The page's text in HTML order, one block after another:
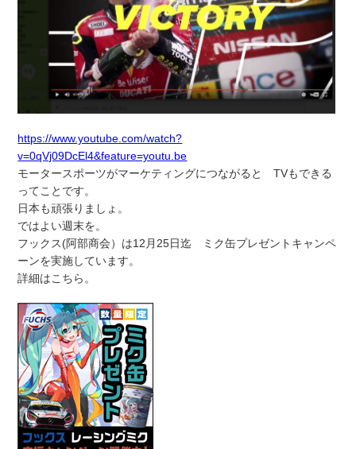
https://www.youtube.com/watch?
v=0qVj09DcEl4&feature=youtu.be
モータースポーツがマーケティングにつながると TVもできる
ってことです。
日本も頑張りましょ。
ではよい週末を。
フックス(阿部商会）は12月25日迄 ミク缶プレゼントキャンペ
ーンを実施しています。
詳細はこちら。